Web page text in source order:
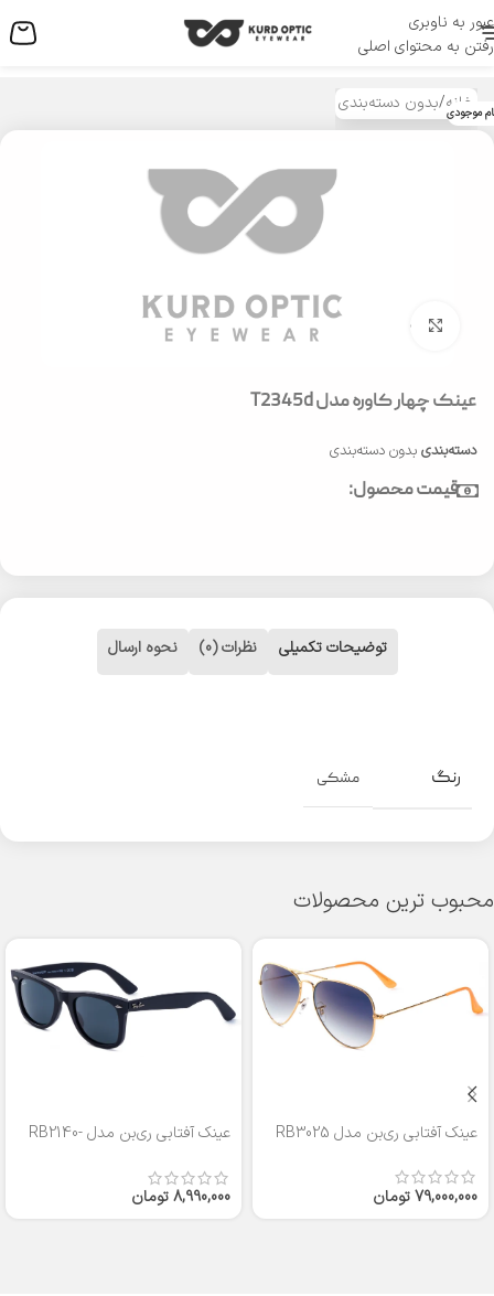
عبور به ناوبری
رفتن به محتوای اصلی
منو
خانه/بدون دسته‌بندی موجودی
بزرگنمایی تصویر
عینک چهار کاوره مدل T2345d
دسته‌بندی بدون دسته‌بندی
قیمت محصول:
توضیحات تکمیلی نظرات (0) نحوه ارسال
رنگ مشکی
محبوب ترین محصولات
عینک آفتابی ری‌بن مدل RB3025
79,000,000تومان
عینک آفتابی ری‌بن مدل RB2140-
8,990,000تومان